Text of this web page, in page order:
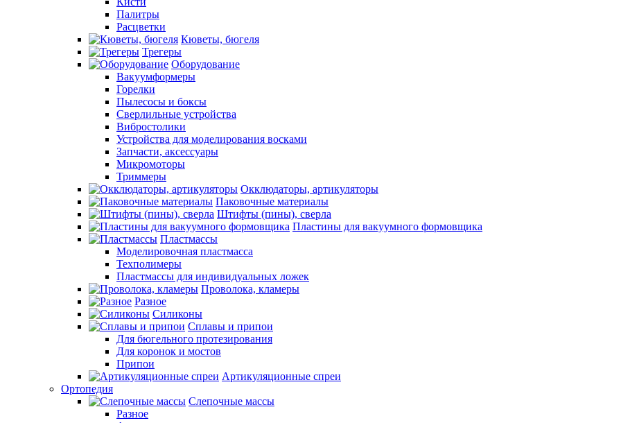
Палитры
Расцветки
Кюветы, бюгеля
Трегеры
Оборудование
Вакуумформеры
Горелки
Пылесосы и боксы
Сверлильные устройства
Вибростолики
Устройства для моделирования восками
Запчасти, аксессуары
Микромоторы
Триммеры
Окклюдаторы, артикуляторы
Паковочные материалы
Штифты (пины), сверла
Пластины для вакуумного формовщика
Пластмассы
Моделировочная пластмасса
Техполимеры
Пластмассы для индивидуальных ложек
Проволока, кламеры
Разное
Силиконы
Сплавы и припои
Для бюгельного протезирования
Для коронок и мостов
Припои
Артикуляционные спреи
Ортопедия
Слепочные массы
Разное